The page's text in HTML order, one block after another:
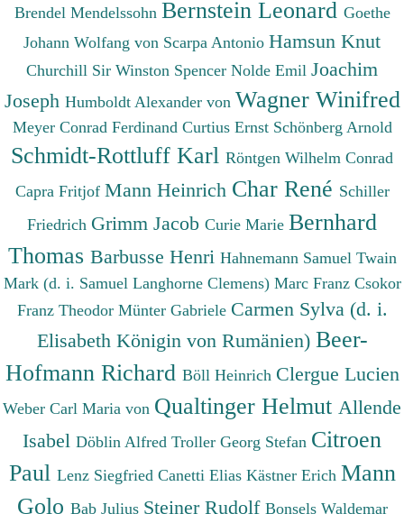
Brendel Mendelssohn Bernstein Leonard Goethe
Johann Wolfang von Scarpa Antonio Hamsun Knut
Churchill Sir Winston Spencer Nolde Emil Joachim
Joseph Humboldt Alexander von Wagner Winifred
Meyer Conrad Ferdinand Curtius Ernst Schönberg Arnold
Schmidt-Rottluff Karl Röntgen Wilhelm Conrad
Capra Fritjof Mann Heinrich Char René Schiller
Friedrich Grimm Jacob Curie Marie Bernhard
Thomas Barbusse Henri Hahnemann Samuel Twain
Mark (d. i. Samuel Langhorne Clemens) Marc Franz Csokor
Franz Theodor Münter Gabriele Carmen Sylva (d. i.
Elisabeth Königin von Rumänien) Beer-
Hofmann Richard Böll Heinrich Clergue Lucien
Weber Carl Maria von Qualtinger Helmut Allende
Isabel Döblin Alfred Troller Georg Stefan Citroen
Paul Lenz Siegfried Canetti Elias Kästner Erich Mann
Golo Bab Julius Steiner Rudolf Bonsels Waldemar